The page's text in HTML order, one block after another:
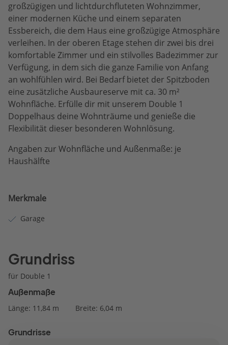
großzügigen und lichtdurchfluteten Wohnzimmer,
einer modernen Küche und einem separaten
Essbereich, die dem Haus eine großzügige Atmosphäre
verleihen. In der oberen Etage stehen dir zwei bis drei
komfortable Zimmer und ein stilvolles Badezimmer zur
Verfügung, in dem sich die ganze Familie von Anfang
an wohlfühlen wird. Bei Bedarf bietet der Spitzboden
eine zusätzliche Ausbaureserve mit ca. 30 m²
Wohnfläche. Erfülle dir mit unserem Double 1
Doppelhaus deine Wohnträume und genieße die
Flexibilität dieser besonderen Wohnlösung.
Angaben zur Wohnfläche und Außenmaße: je
Haushälfte
Merkmale
Garage
Grundriss
für Double 1
Außenmaße
Länge: 11,84 m Breite: 6,04 m
Grundrisse